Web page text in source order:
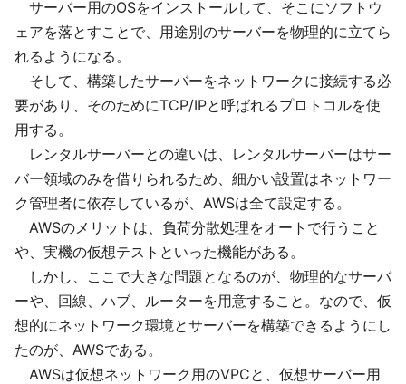
サーバー用のOSをインストールして、そこにソフトウ
ェアを落とすことで、用途別のサーバーを物理的に立てら
れるようになる。
そして、構築したサーバーをネットワークに接続する必
要があり、そのためにTCP/IPと呼ばれるプロトコルを使
用する。
レンタルサーバーとの違いは、レンタルサーバーはサー
バー領域のみを借りられるため、細かい設置はネットワー
ク管理者に依存しているが、AWSは全て設定する。
AWSのメリットは、負荷分散処理をオートで行うこと
や、実機の仮想テストといった機能がある。
しかし、ここで大きな問題となるのが、物理的なサーバ
ーや、回線、ハブ、ルーターを用意すること。なので、仮
想的にネットワーク環境とサーバーを構築できるようにし
たのが、AWSである。
AWSは仮想ネットワーク用のVPCと、仮想サーバー用